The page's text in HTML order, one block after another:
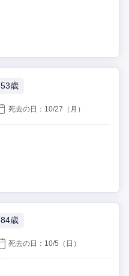
53歳
死去の日： 10/27 （月）
84歳
死去の日： 10/5 （日）